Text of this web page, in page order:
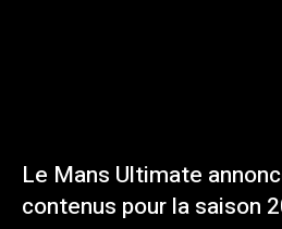
Le Mans Ultimate
contenus pour la saison